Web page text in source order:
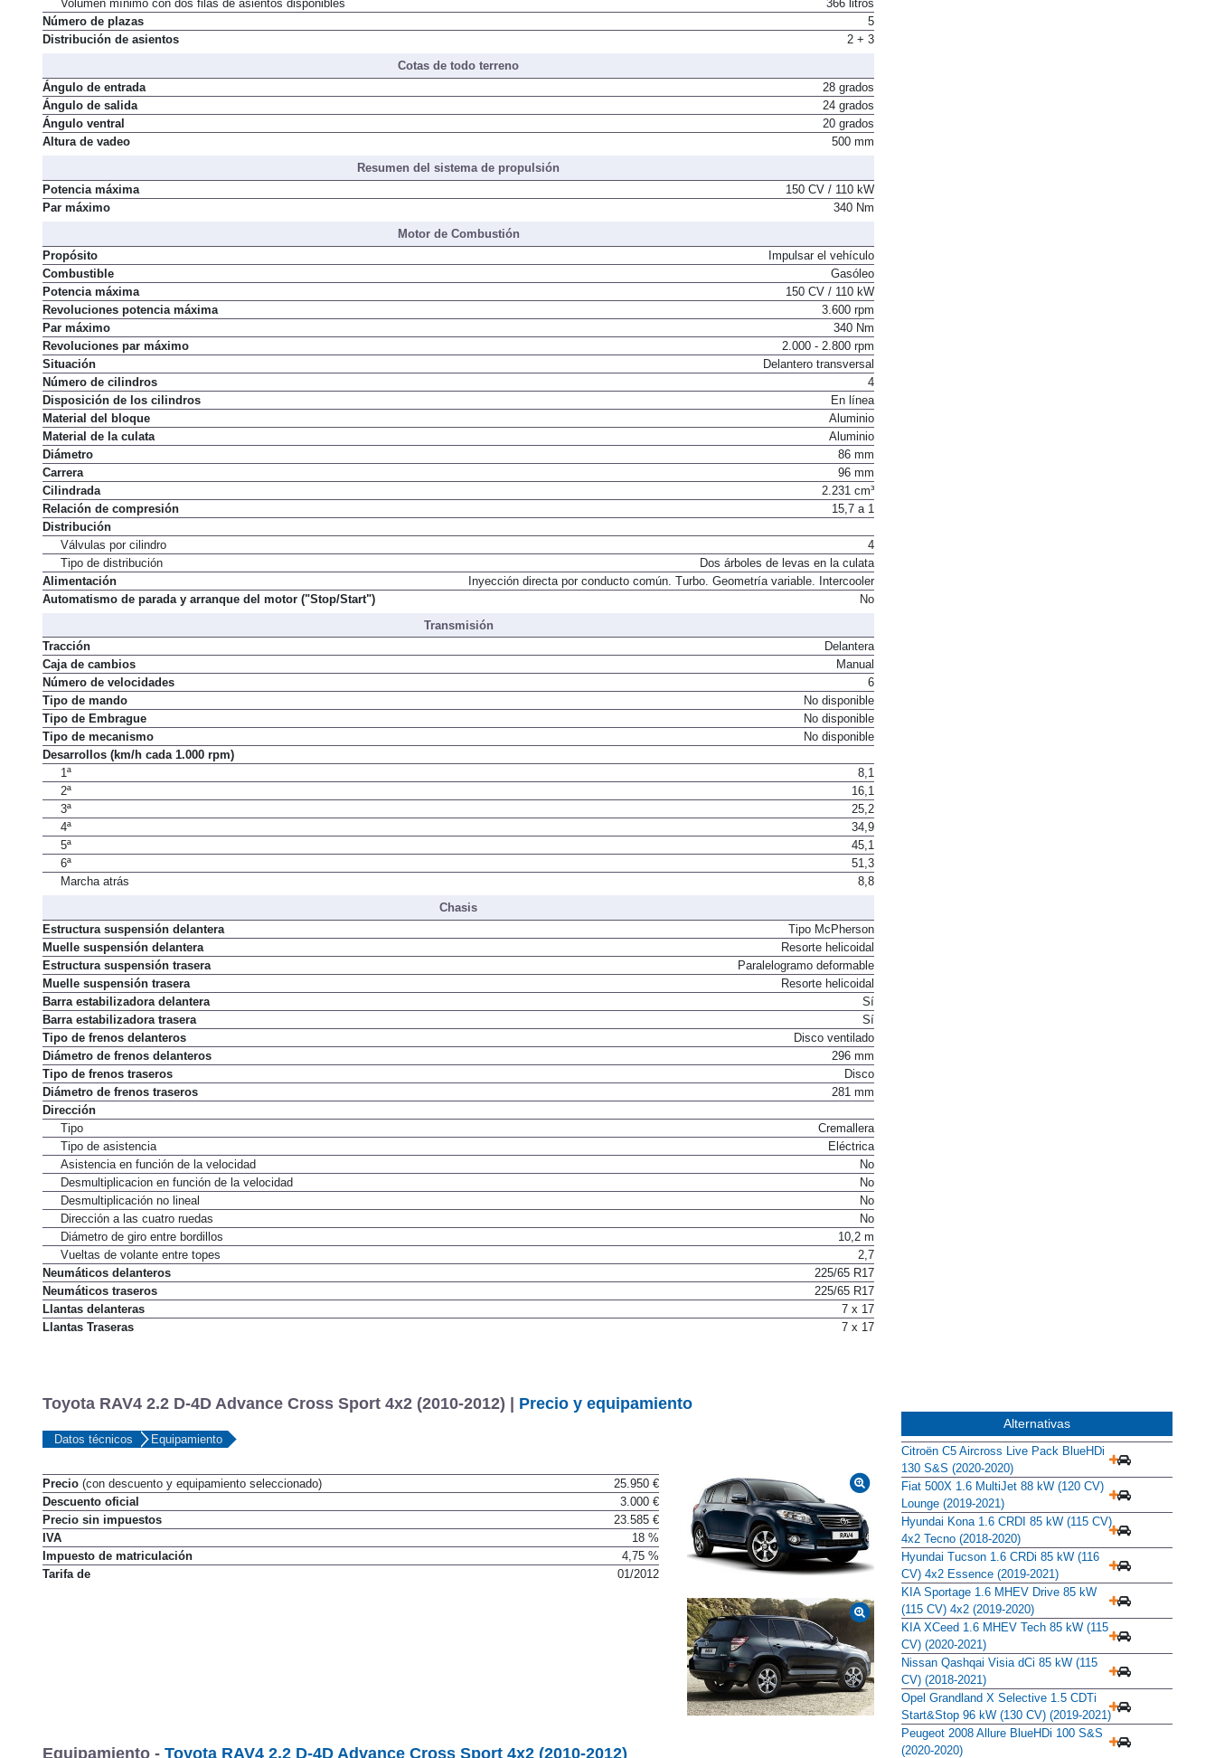
Volumen mínimo con dos filas de asientos disponibles
366 litros
Número de plazas
5
Distribución de asientos
2 + 3
Cotas de todo terreno
Ángulo de entrada
28 grados
Ángulo de salida
24 grados
Ángulo ventral
20 grados
Altura de vadeo
500 mm
Resumen del sistema de propulsión
Potencia máxima
150 CV / 110 kW
Par máximo
340 Nm
Motor de Combustión
Propósito
Impulsar el vehículo
Combustible
Gasóleo
Potencia máxima
150 CV / 110 kW
Revoluciones potencia máxima
3.600 rpm
Par máximo
340 Nm
Revoluciones par máximo
2.000 - 2.800 rpm
Situación
Delantero transversal
Número de cilindros
4
Disposición de los cilindros
En línea
Material del bloque
Aluminio
Material de la culata
Aluminio
Diámetro
86 mm
Carrera
96 mm
Cilindrada
2.231 cm³
Relación de compresión
15,7 a 1
Distribución
Válvulas por cilindro
4
Tipo de distribución
Dos árboles de levas en la culata
Alimentación
Inyección directa por conducto común. Turbo. Geometría variable. Intercooler
Automatismo de parada y arranque del motor ("Stop/Start")
No
Transmisión
Tracción
Delantera
Caja de cambios
Manual
Número de velocidades
6
Tipo de mando
No disponible
Tipo de Embrague
No disponible
Tipo de mecanismo
No disponible
Desarrollos (km/h cada 1.000 rpm)
1ª
8,1
2ª
16,1
3ª
25,2
4ª
34,9
5ª
45,1
6ª
51,3
Marcha atrás
8,8
Chasis
Estructura suspensión delantera
Tipo McPherson
Muelle suspensión delantera
Resorte helicoidal
Estructura suspensión trasera
Paralelogramo deformable
Muelle suspensión trasera
Resorte helicoidal
Barra estabilizadora delantera
Sí
Barra estabilizadora trasera
Sí
Tipo de frenos delanteros
Disco ventilado
Diámetro de frenos delanteros
296 mm
Tipo de frenos traseros
Disco
Diámetro de frenos traseros
281 mm
Dirección
Tipo
Cremallera
Tipo de asistencia
Eléctrica
Asistencia en función de la velocidad
No
Desmultiplicacion en función de la velocidad
No
Desmultiplicación no lineal
No
Dirección a las cuatro ruedas
No
Diámetro de giro entre bordillos
10,2 m
Vueltas de volante entre topes
2,7
Neumáticos delanteros
225/65 R17
Neumáticos traseros
225/65 R17
Llantas delanteras
7 x 17
Llantas Traseras
7 x 17
Toyota RAV4 2.2 D-4D Advance Cross Sport 4x2 (2010-2012) | Precio y equipamiento
Datos técnicos Equipamiento
Precio (con descuento y equipamiento seleccionado)
25.950 €
Descuento oficial
3.000 €
Precio sin impuestos
23.585 €
IVA
18 %
Impuesto de matriculación
4,75 %
Tarifa de
01/2012
Equipamiento - Toyota RAV4 2.2 D-4D Advance Cross Sport 4x2 (2010-2012)
Alternativas
Citroën C5 Aircross Live Pack BlueHDi
130 S&S (2020-2020)
Fiat 500X 1.6 MultiJet 88 kW (120 CV)
Lounge (2019-2021)
Hyundai Kona 1.6 CRDI 85 kW (115 CV)
4x2 Tecno (2018-2020)
Hyundai Tucson 1.6 CRDi 85 kW (116
CV) 4x2 Essence (2019-2021)
KIA Sportage 1.6 MHEV Drive 85 kW
(115 CV) 4x2 (2019-2020)
KIA XCeed 1.6 MHEV Tech 85 kW (115
CV) (2020-2021)
Nissan Qashqai Visia dCi 85 kW (115
CV) (2018-2021)
Opel Grandland X Selective 1.5 CDTi
Start&Stop 96 kW (130 CV) (2019-2021)
Peugeot 2008 Allure BlueHDi 100 S&S
(2020-2020)